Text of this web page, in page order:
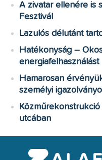
A zivatar ellenére is
Fesztivál
Lazulós délutánt
Hatékonyság –
energiafelhasználást
Hamarosan
személyi
utcában